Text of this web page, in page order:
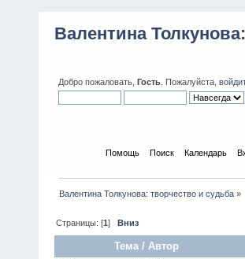
Валентина
Добро пожаловать, Гость . Пожалуйста,
Помощь Поиск Календарь
Валентина Толкунова: творчество и судьба »
Страницы: [1]Вниз
Тема / Автор